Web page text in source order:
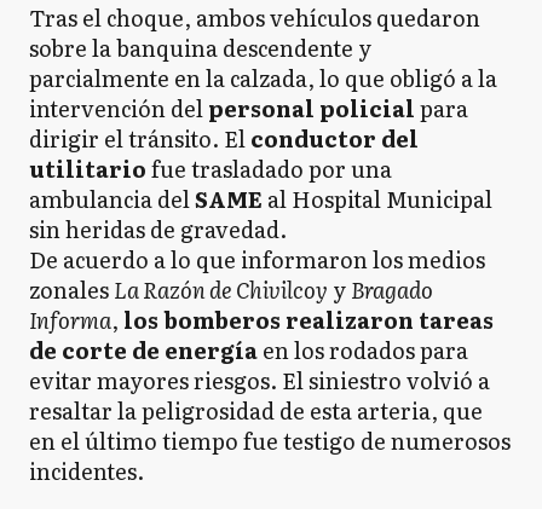
Tras el choque, ambos vehículos quedaron
sobre la banquina descendente y
parcialmente en la calzada, lo que obligó a la
intervención delpersonal policialpara
dirigir el tránsito. Elconductor del
utilitariofue trasladado por una
ambulancia delSAME al Hospital Municipal
sin heridas de gravedad.
De acuerdo a lo que informaron los medios
zonalesLa Razón de Chivilcoy yBragado
Informa, los bomberos realizaron tareas
de corte de energíaen los rodados para
evitar mayores riesgos. El siniestro volvió a
resaltar la peligrosidad de esta arteria, que
en el último tiempo fue testigo de numerosos
incidentes.